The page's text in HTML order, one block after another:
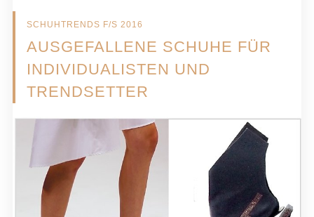
SCHUHTRENDS F/S 2016
AUSGEFALLENE SCHUHE FÜR
INDIVIDUALISTEN UND
TRENDSETTER